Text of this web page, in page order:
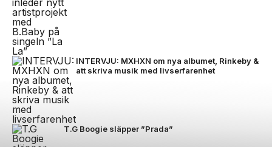
INTERVJU: MXHXN om nya albumet, Rinkeby &
att skriva musik med livserfarenhet
T.G Boogie släpper ”Prada”